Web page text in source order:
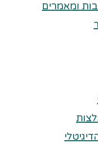
ומאמרים